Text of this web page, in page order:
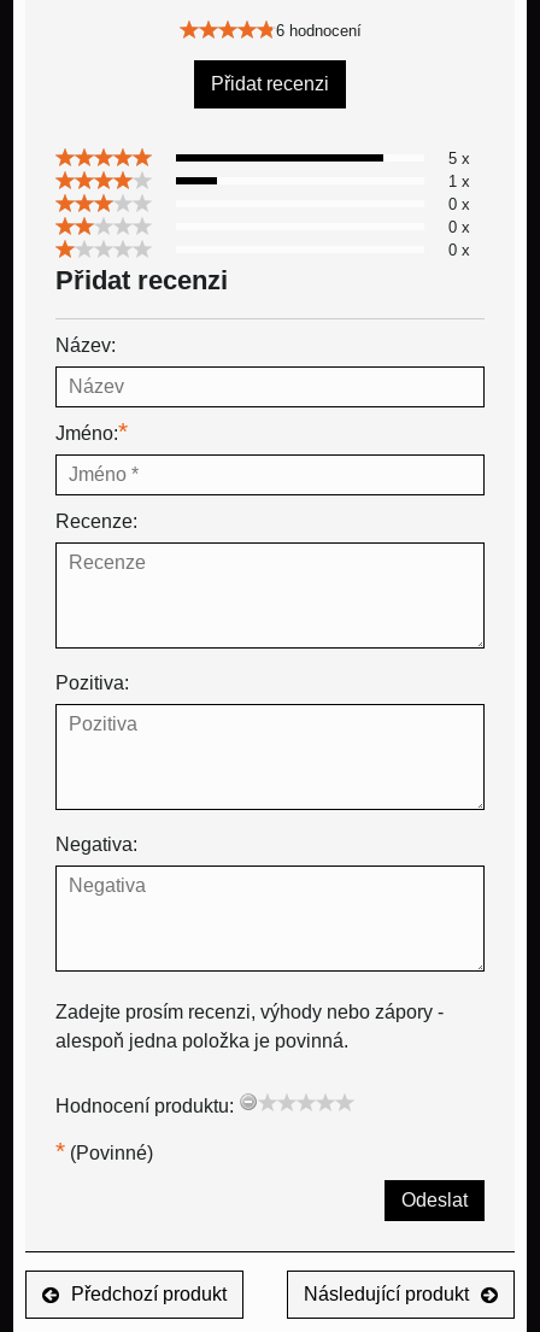
6 hodnocení
Přidat recenzi
5 x
1 x
0 x
0 x
0 x
Přidat recenzi
Název:
Jméno:*
Recenze:
Pozitiva:
Negativa:
Zadejte prosím recenzi, výhody nebo zápory -
alespoň jedna položka je povinná.
Hodnocení produktu:
* (Povinné)
Odeslat
Předchozí produkt Následující produkt